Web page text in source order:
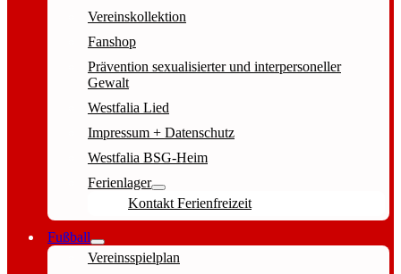
Vereinskollektion
Fanshop
Prävention sexualisierter und interpersoneller
Gewalt
Westfalia Lied
Impressum + Datenschutz
Westfalia BSG-Heim
Ferienlager
Kontakt Ferienfreizeit
Fußball
Vereinsspielplan